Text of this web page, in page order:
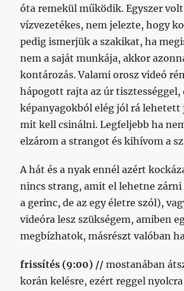
óta remekül működik. Egyszer
vízvezetékes, nem jelezte, hogy
pedig ismerjük a szakikat, ha
nem a saját munkája, akkor
kontározás. Valami orosz videó
hápogott rajta az úr tisztességgel,
képanyagokból elég jól rá
mit kell csinálni. Legfeljebb ha
elzárom a strangot és kihívom a
A hát és a nyak ennél azért
nincs strang, amit el lehetne
a gerinc, de az egy életre szól),
videóra lesz szükségem, amiben
megbízhatok, másrészt valóban
frissítés (9:00) // mostanában
korán kelésre, ezért reggel